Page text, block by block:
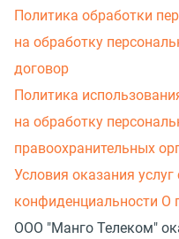
Политика обработки
на обработку
договор
Политика
на обработку
правоохранительных
Условия оказания услуг
конфиденциальности О
ООО "Манго Телеком"